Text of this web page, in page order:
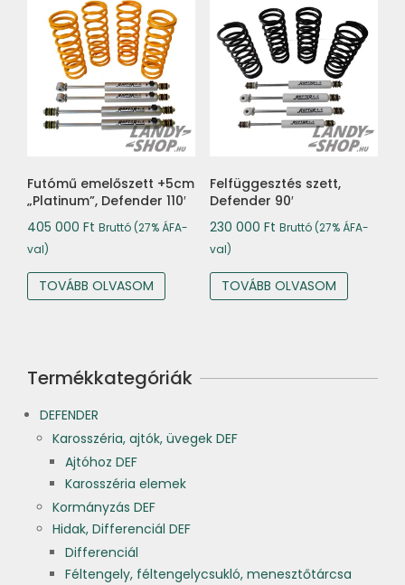
Futómű emelőszett +5cm
„Platinum”, Defender 110′
405 000 Ft Bruttó (27% ÁFA-
val)
TOVÁBB OLVASOM
Felfüggesztés szett,
Defender 90′
230 000 Ft Bruttó (27% ÁFA-
val)
TOVÁBB OLVASOM
Termékkategóriák
DEFENDER
Karosszéria, ajtók, üvegek DEF
Ajtóhoz DEF
Karosszéria elemek
Kormányzás DEF
Hidak, Differenciál DEF
Differenciál
Féltengely, féltengelycsukló, menesztőtárcsa